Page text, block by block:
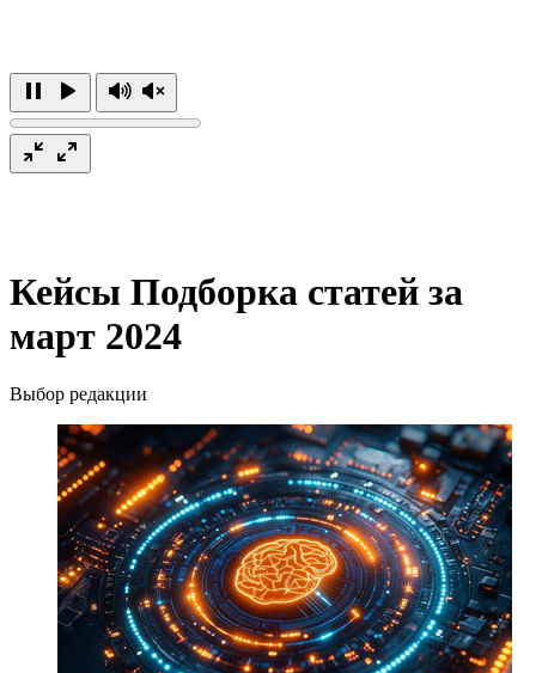
Кейсы Подборка статей за
март 2024
Выбор редакции